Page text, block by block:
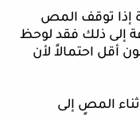
إذا توقف المص
إلى ذلك فقد لوحظ
أقل احتمالاً لأن
المص إلى